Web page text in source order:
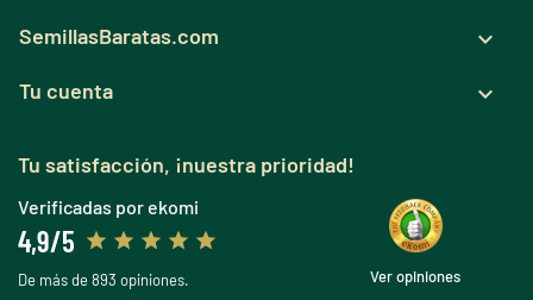
SemillasBaratas.com 
Tu cuenta 
Tu satisfacción, ¡nuestra prioridad!
Verificadas por ekomi
4,9/5
De más de 893 opiniones. Ver opiniones